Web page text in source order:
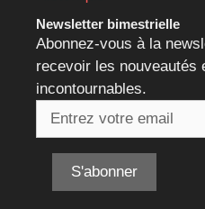
Newsletter bimestrielle
Abonnez-vous à la
recevoir les nouveautés
incontournables.